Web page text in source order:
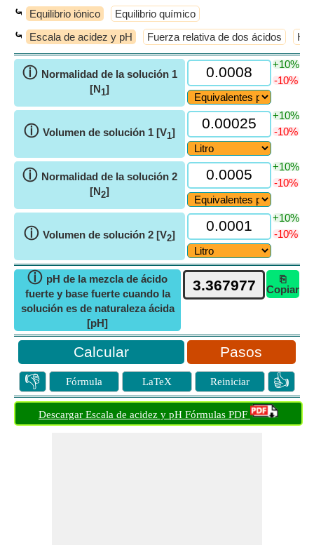
⤿ Equilibrio iónico Equilibrio químico
⤿ Escala de acidez y pH Fuerza relativa de dos ácidos
ⓘ Normalidad de la solución 1
[N1]
+10%
-10%
ⓘ Volumen de solución 1 [V1]
+10%
-10%
ⓘ Normalidad de la solución 2
[N2]
+10%
-10%
ⓘ Volumen de solución 2 [V2]
+10%
-10%
ⓘ pH de la mezcla de ácido
fuerte y base fuerte cuando la
solución es de naturaleza ácida
[pH]
⎘
Copiar
Pasos
👎 Fórmula LaTeX Reiniciar 👍
Descargar Escala de acidez y pH Fórmulas PDF